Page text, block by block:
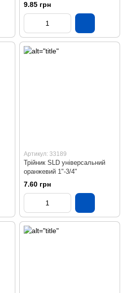
9.85 грн
Артикул: 33189
Трійник SLD універсальний
оранжевий 1"-3/4"
7.60 грн